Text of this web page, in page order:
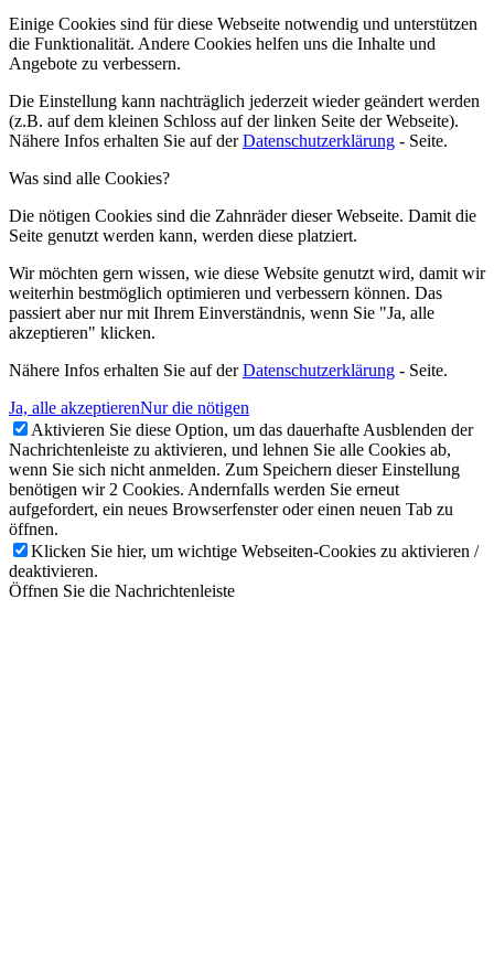
Einige Cookies sind für diese Webseite notwendig und unterstützen
die Funktionalität. Andere Cookies helfen uns die Inhalte und
Angebote zu verbessern.
Die Einstellung kann nachträglich jederzeit wieder geändert werden
(z.B. auf dem kleinen Schloss auf der linken Seite der Webseite).
Nähere Infos erhalten Sie auf derDatenschutzerklärung - Seite.
Was sind alle Cookies?
Die nötigen Cookies sind die Zahnräder dieser Webseite. Damit die
Seite genutzt werden kann, werden diese platziert.
Wir möchten gern wissen, wie diese Website genutzt wird, damit wir
weiterhin bestmöglich optimieren und verbessern können. Das
passiert aber nur mit Ihrem Einverständnis, wenn Sie "Ja, alle
akzeptieren" klicken.
Nähere Infos erhalten Sie auf derDatenschutzerklärung - Seite.
Ja, alle akzeptierenNur die nötigen
Aktivieren Sie diese Option, um das dauerhafte Ausblenden der
Nachrichtenleiste zu aktivieren, und lehnen Sie alle Cookies ab,
wenn Sie sich nicht anmelden. Zum Speichern dieser Einstellung
benötigen wir 2 Cookies. Andernfalls werden Sie erneut
aufgefordert, ein neues Browserfenster oder einen neuen Tab zu
öffnen.
Klicken Sie hier, um wichtige Webseiten-Cookies zu aktivieren /
deaktivieren.
Öffnen Sie die Nachrichtenleiste